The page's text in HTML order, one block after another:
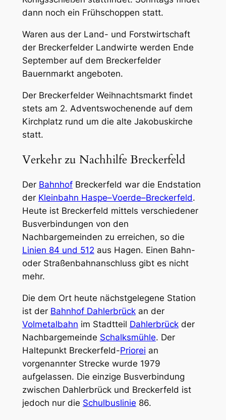
dann noch ein Frühschoppen statt.
Waren aus der Land- und Forstwirtschaft
der Breckerfelder Landwirte werden Ende
September auf dem Breckerfelder
Bauernmarkt angeboten.
Der Breckerfelder Weihnachtsmarkt findet
stets am 2. Adventswochenende auf dem
Kirchplatz rund um die alte Jakobuskirche
statt.
Verkehr zu Nachhilfe Breckerfeld
Der BahnhofBreckerfeld war die Endstation
der Kleinbahn Haspe–Voerde–Breckerfeld.
Heute ist Breckerfeld mittels verschiedener
Busverbindungen von den
Nachbargemeinden zu erreichen, so die
Linien 84 und 512 aus Hagen. Einen Bahn-
oder Straßenbahnanschluss gibt es nicht
mehr.
Die dem Ort heute nächstgelegene Station
ist der Bahnhof Dahlerbrückan der
Volmetalbahn im Stadtteil Dahlerbrückder
Nachbargemeinde Schalksmühle. Der
Haltepunkt Breckerfeld-Priorei an
vorgenannter Strecke wurde 1979
aufgelassen. Die einzige Busverbindung
zwischen Dahlerbrück und Breckerfeld ist
jedoch nur die Schulbuslinie 86.